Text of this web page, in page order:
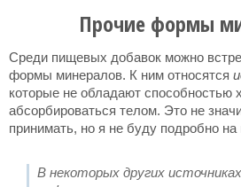
Прочие формы
Среди пищевых добавок можно
формы минералов. К ним относятся
которые не обладают способностью
абсорбироваться телом. Это не
принимать, но я не буду подробно на
В некоторых других